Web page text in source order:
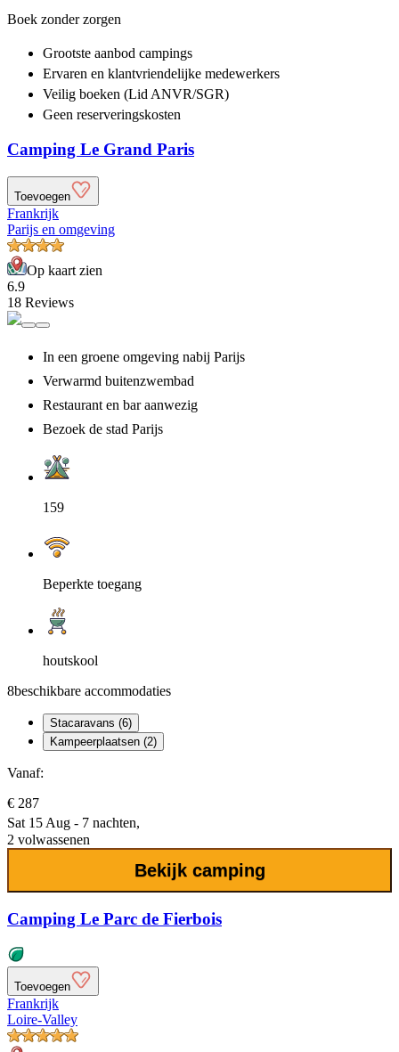
Boek zonder zorgen
Grootste aanbod campings
Ervaren en klantvriendelijke medewerkers
Veilig boeken (Lid ANVR/SGR)
Geen reserveringskosten
Camping Le Grand Paris
Toevoegen
Frankrijk
Parijs en omgeving
Op kaart zien
6.9
18 Reviews
In een groene omgeving nabij Parijs
Verwarmd buitenzwembad
Restaurant en bar aanwezig
Bezoek de stad Parijs
159
Beperkte toegang
houtskool
8beschikbare accommodaties
Stacaravans (6)
Kampeerplaatsen (2)
Vanaf:
€ 287
Sat 15 Aug - 7 nachten,
2 volwassenen
Bekijk camping
Camping Le Parc de Fierbois
Toevoegen
Frankrijk
Loire-Valley